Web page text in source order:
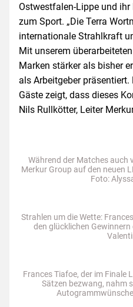
Während der Matches auch
Merkur Group auf den neuen
Foto:
Strahlen um die Wette:
den glücklichen
Frances Tiafoe, der im Finale
Sätzen bezwang, nahm
Ostwestfalen-Lippe und
zum Sport. „Die Terra
internationale Strahlkraft
Mit unserem
Marken stärker als bisher
als Arbeitgeber
Gäste zeigt, dass dieses
Nils Rullkötter, Leiter